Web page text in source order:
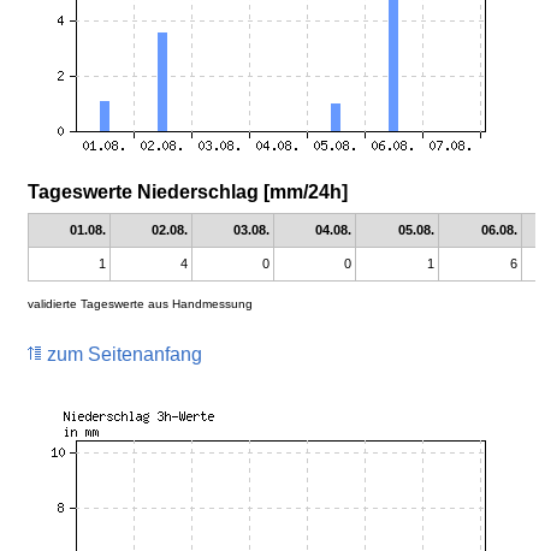
Tageswerte Niederschlag [mm/24h]
01.08. 02.08. 03.08. 04.08. 05.08. 06.08.
1 4 0 0 1 6
validierte Tageswerte aus Handmessung
zum Seitenanfang